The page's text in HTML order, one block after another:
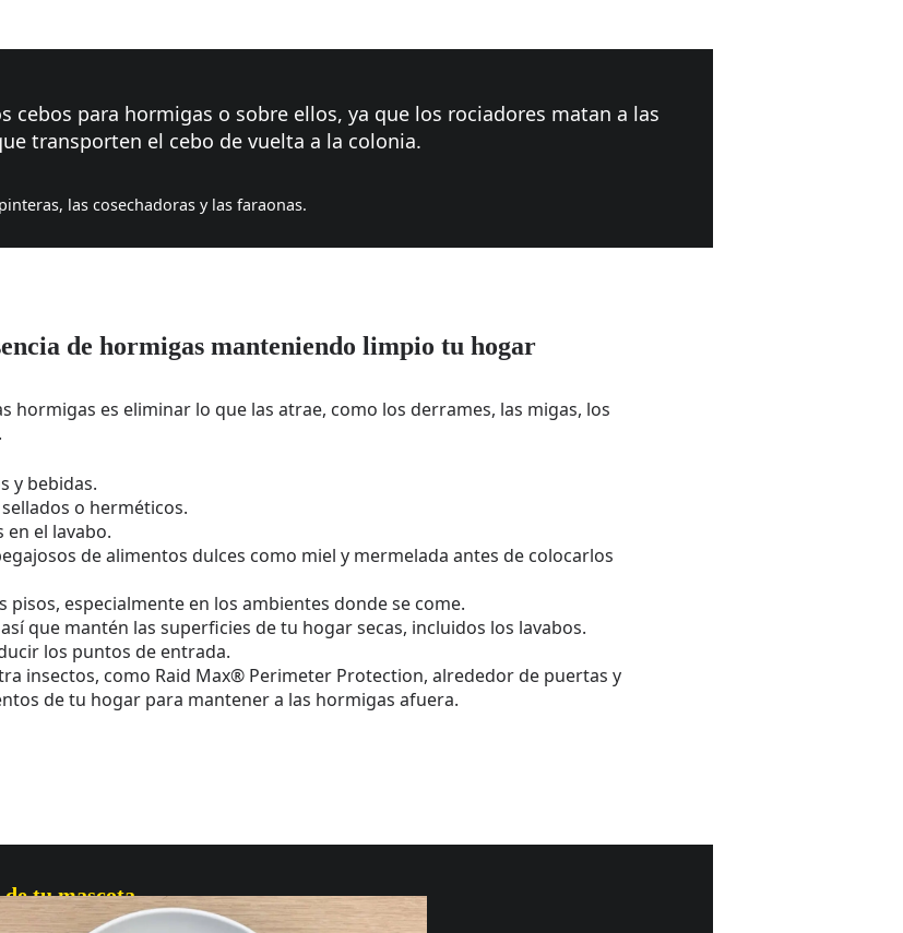
cebos para hormigas o sobre ellos, ya que los rociadores matan a las
transporten el cebo de vuelta a la colonia.
las cosechadoras y las faraonas.
de hormigas manteniendo limpio tu hogar
hormigas es eliminar lo que las atrae, como los derrames, las migas, los
y bebidas.
o herméticos.
el lavabo.
de alimentos dulces como miel y mermelada antes de colocarlos
especialmente en los ambientes donde se come.
que mantén las superficies de tu hogar secas, incluidos los lavabos.
los puntos de entrada.
insectos, como Raid Max® Perimeter Protection, alrededor de puertas y
de tu hogar para mantener a las hormigas afuera.
tu mascota